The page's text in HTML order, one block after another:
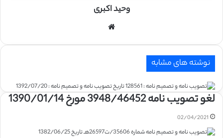
وحید اکبری
نوشته های مشابه
لغو تصویب نامه 3948/46452 مورخ 1390/01/14
02/04/2021